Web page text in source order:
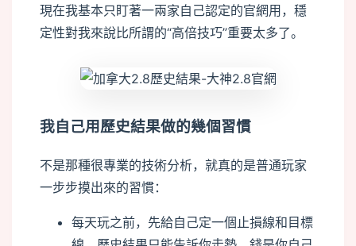
現在我基本只盯著一兩家自己認定的官網用，穩
定性對我來說比所謂的“高倍技巧”重要太多了。
我自己用歷史結果做的幾個習慣
不是那種很專業的技術分析，就真的是普通玩家
一步步摸出來的習慣：
每天玩之前，先給自己定一個止損線和目標